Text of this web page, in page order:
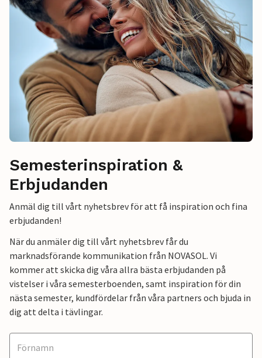
Semesterinspiration &
Erbjudanden
Anmäl dig till vårt nyhetsbrev för att få inspiration och fina
erbjudanden!
När du anmäler dig till vårt nyhetsbrev får du
marknadsförande kommunikation från NOVASOL. Vi
kommer att skicka dig våra allra bästa erbjudanden på
vistelser i våra semesterboenden, samt inspiration för din
nästa semester, kundfördelar från våra partners och bjuda in
dig att delta i tävlingar.